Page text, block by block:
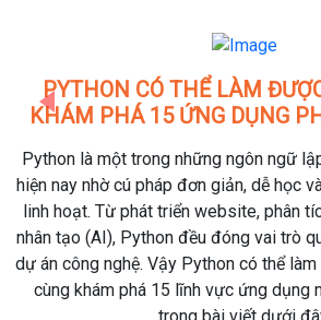
PYTHON CÓ THỂ LÀM
KHÁM PHÁ 15 ỨNG DỤNG
Python là một trong những ngôn ngữ
hiện nay nhờ cú pháp đơn giản, dễ học
linh hoạt. Từ phát triển website, phân
nhân tạo (AI), Python đều đóng vai trò
dự án công nghệ. Vậy Python có thể
cùng khám phá 15 lĩnh vực ứng dụng
Previous